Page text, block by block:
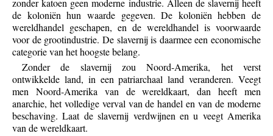
zonder katoen geen moderne industrie. Alleen de slavernij heeft
de koloniën hun waarde gegeven. De koloniën hebben de
wereldhandel geschapen, en de wereldhandel is voorwaarde
voor de grootindustrie. De slavernij is daarmee een economische
categorie van het hoogste belang.
Zonder de slavernij zou Noord-Amerika, het verst
ontwikkelde land, in een patriarchaal land veranderen. Veegt
men Noord-Amerika van de wereldkaart, dan heeft men
anarchie, het volledige verval van de handel en van de moderne
beschaving. Laat de slavernij verdwijnen en u veegt Amerika
van de wereldkaart.